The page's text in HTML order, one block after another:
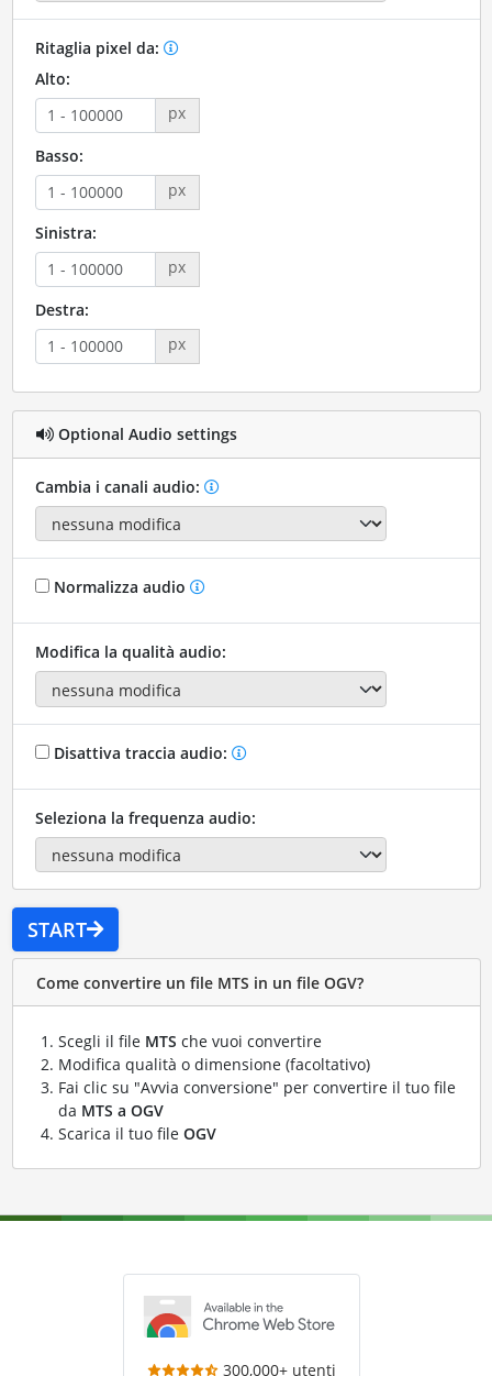
Ritaglia pixel da:
Alto:
px
Basso:
px
Sinistra:
px
Destra:
px
Optional Audio settings
Cambia i canali audio:
Normalizza audio
Modifica la qualità audio:
Disattiva traccia audio:
Seleziona la frequenza audio:
START
Come convertire un file MTS in un file OGV?
Scegli il file MTS che vuoi convertire
Modifica qualità o dimensione (facoltativo)
Fai clic su "Avvia conversione" per convertire il tuo file
da MTS a OGV
Scarica il tuo file OGV
300,000+ utenti